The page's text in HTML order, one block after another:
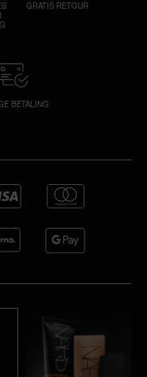
GRATIS RETOUR
BETALING